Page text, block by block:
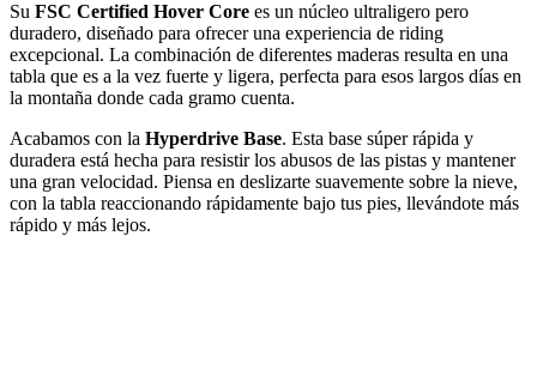
Su FSC Certified Hover Core es un núcleo ultraligero pero
duradero, diseñado para ofrecer una experiencia de riding
excepcional. La combinación de diferentes maderas resulta en una
tabla que es a la vez fuerte y ligera, perfecta para esos largos días en
la montaña donde cada gramo cuenta.
Acabamos con la Hyperdrive Base. Esta base súper rápida y
duradera está hecha para resistir los abusos de las pistas y mantener
una gran velocidad. Piensa en deslizarte suavemente sobre la nieve,
con la tabla reaccionando rápidamente bajo tus pies, llevándote más
rápido y más lejos.